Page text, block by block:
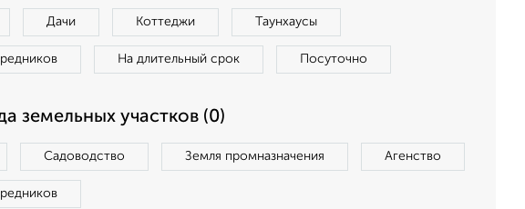
Дачи Коттеджи Таунхаусы
На длительный срок Посуточно
земельных участков (0)
Садоводство Земля промназначения Агенство